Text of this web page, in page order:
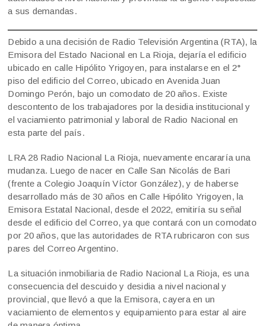
a sus demandas.
Debido a una decisión de Radio Televisión Argentina (RTA), la
Emisora del Estado Nacional en La Rioja, dejaría el edificio
ubicado en calle Hipólito Yrigoyen, para instalarse en el 2°
piso del edificio del Correo, ubicado en Avenida Juan
Domingo Perón, bajo un comodato de 20 años. Existe
descontento de los trabajadores por la desidia institucional y
el vaciamiento patrimonial y laboral de Radio Nacional en
esta parte del país.
LRA 28 Radio Nacional La Rioja, nuevamente encararía una
mudanza. Luego de nacer en Calle San Nicolás de Bari
(frente a Colegio Joaquín Víctor González), y de haberse
desarrollado más de 30 años en Calle Hipólito Yrigoyen, la
Emisora Estatal Nacional, desde el 2022, emitiría su señal
desde el edificio del Correo, ya que contará con un comodato
por 20 años, que las autoridades de RTA rubricaron con sus
pares del Correo Argentino.
La situación inmobiliaria de Radio Nacional La Rioja, es una
consecuencia del descuido y desidia a nivel nacional y
provincial, que llevó a que la Emisora, cayera en un
vaciamiento de elementos y equipamiento para estar al aire